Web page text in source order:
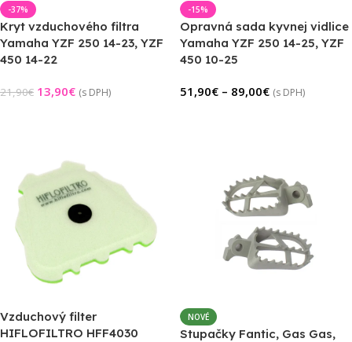
-37%
Kryt vzduchového filtra
Yamaha YZF 250 14-23, YZF
450 14-22
21,90€ 13,90€ (s DPH)
-15%
Opravná sada kyvnej vidlice
Yamaha YZF 250 14-25, YZF
450 10-25
51,90€ – 89,00€ (s DPH)
Vzduchový filter
HIFLOFILTRO HFF4030
NOVÉ
Stupačky Fantic, Gas Gas,